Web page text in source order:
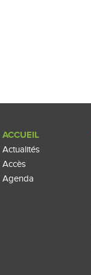
ACCUEIL
Actualités
Accès
Agenda